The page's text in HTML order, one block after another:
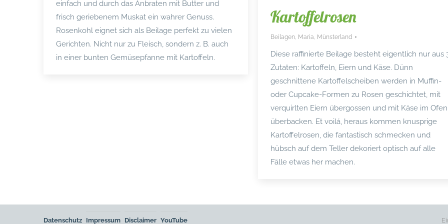
einfach und durch das Anbraten mit Butter und
frisch geriebenem Muskat ein wahrer Genuss.
Rosenkohl eignet sich als Beilage perfekt zu vielen
Gerichten. Nicht nur zu Fleisch, sondern z. B. auch
in einer bunten Gemüsepfanne mit Kartoffeln.
Kartoffelrosen
Beilagen, Maria, Münsterland
Diese raffinierte Beilage besteht eigentlich nur aus
Zutaten: Kartoffeln, Eiern und Käse. Dünn
geschnittene Kartoffelscheiben werden in Muffin-
oder Cupcake-Formen zu Rosen geschichtet, mit
verquirlten Eiern übergossen und mit Käse im Ofen
überbacken. Et voilá, heraus kommen knusprige
Kartoffelrosen, die fantastisch schmecken und
hübsch auf dem Teller dekoriert optisch auf alle
Fälle etwas her machen.
Datenschutz Impressum Disclaimer YouTube